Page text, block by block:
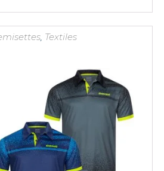
, Textiles